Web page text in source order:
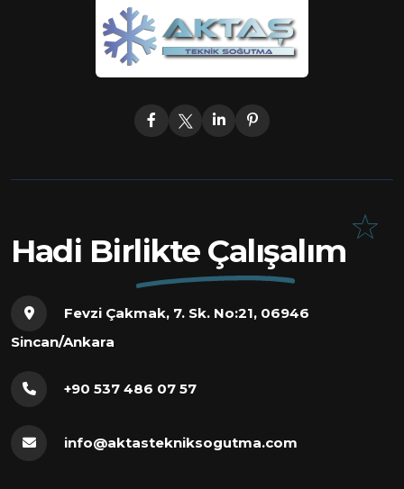
Hadi Birlikte Çalışalım
Fevzi Çakmak, 7. Sk. No:21, 06946
Sincan/Ankara
+90 537 486 07 57
info@aktastekniksogutma.com